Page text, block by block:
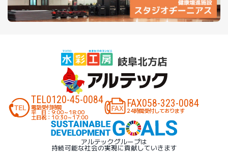
TEL0120-45-0084
電話受付時間
平 日：9:00～18:00
土日祝：10:30～17:00
FAX058-323-0084
24時間受付しております
アルテックグループは
持続可能な社会の実現に貢献していきます